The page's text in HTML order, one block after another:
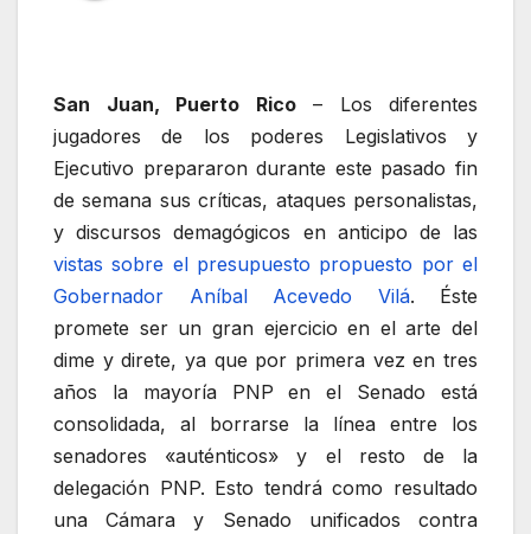
San Juan, Puerto Rico– Los diferentes
jugadores de los poderes Legislativos y
Ejecutivo prepararon durante este pasado fin
de semana sus críticas, ataques personalistas,
y discursos demagógicos en anticipo de las
vistas sobre el presupuesto propuesto por el
Gobernador Aníbal Acevedo Vilá. Éste
promete ser un gran ejercicio en el arte del
dime y direte, ya que por primera vez en tres
años la mayoría PNP en el Senado está
consolidada, al borrarse la línea entre los
senadores «auténticos» y el resto de la
delegación PNP. Esto tendrá como resultado
una Cámara y Senado unificados contra